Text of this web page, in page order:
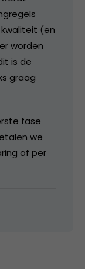
(en
worden
is de
graag
fase
we
of per